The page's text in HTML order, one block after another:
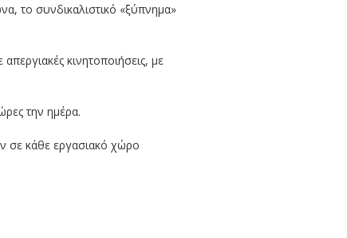
το συνδικαλιστικό «ξύπνημα»
κινητοποιήσεις, με
την ημέρα.
σε κάθε εργασιακό χώρο